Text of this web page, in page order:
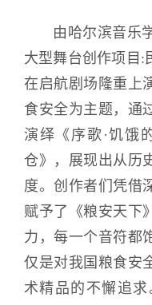
由哈尔滨音乐
大型舞台创作项目:
在启航剧场隆重上
食安全为主题，通
演绎《序歌·饥饿
仓》，展现出从历
度。创作者们凭借
赋予了《粮安天下
力，每一个音符都
仅是对我国粮食安
术精品的不懈追